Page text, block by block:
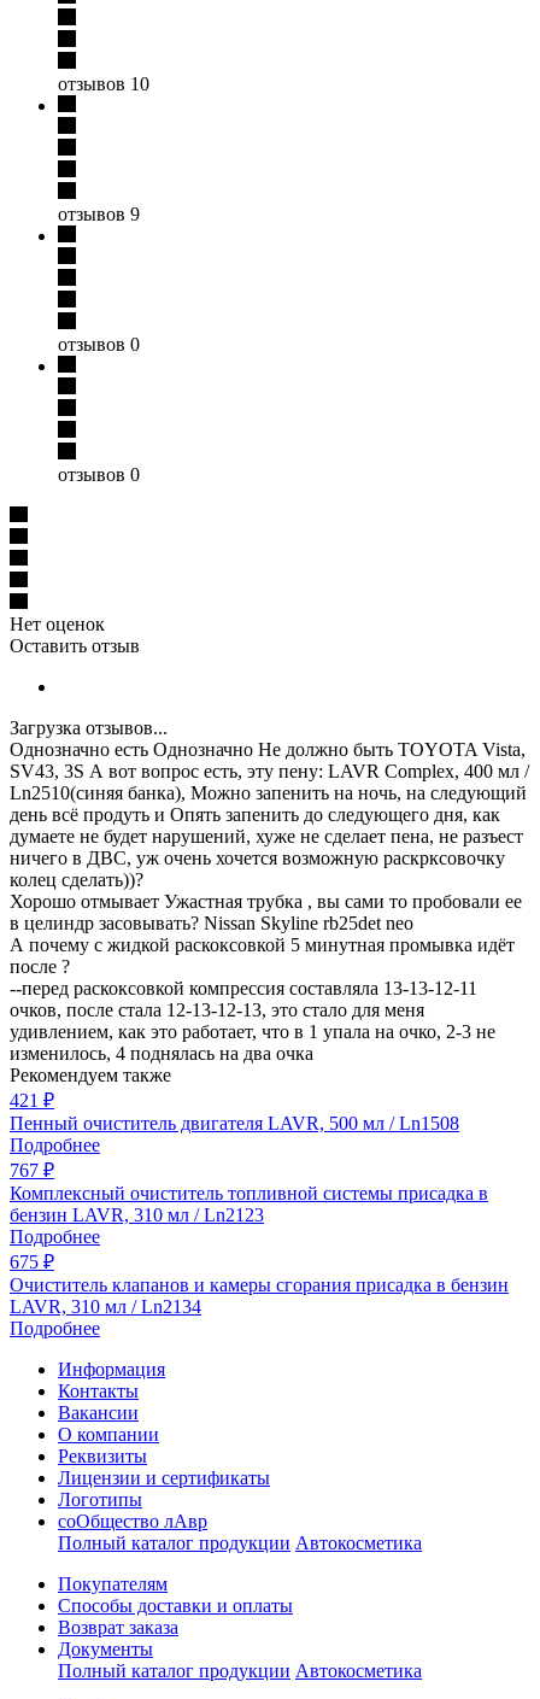
отзывов 10
отзывов 9
отзывов 0
отзывов 0
Нет оценок
Оставить отзыв
Загрузка отзывов...
Однозначно есть Однозначно Не должно быть TOYOTA Vista,
SV43, 3S А вот вопрос есть, эту пену: LAVR Complex, 400 мл /
Ln2510(синяя банка), Можно запенить на ночь, на следующий
день всё продуть и Опять запенить до следующего дня, как
думаете не будет нарушений, хуже не сделает пена, не разъест
ничего в ДВС, уж очень хочется возможную раскрксовочку
колец сделать))?
Хорошо отмывает Ужастная трубка , вы сами то пробовали ее
в целиндр засовывать? Nissan Skyline rb25det neo
А почему с жидкой раскоксовкой 5 минутная промывка идёт
после ?
--перед раскоксовкой компрессия составляла 13-13-12-11
очков, после стала 12-13-12-13, это стало для меня
удивлением, как это работает, что в 1 упала на очко, 2-3 не
изменилось, 4 поднялась на два очка
Рекомендуем также
421 ₽
Пенный очиститель двигателя LAVR, 500 мл / Ln1508
Подробнее
767 ₽
Комплексный очиститель топливной системы присадка в
бензин LAVR, 310 мл / Ln2123
Подробнее
675 ₽
Очиститель клапанов и камеры сгорания присадка в бензин
LAVR, 310 мл / Ln2134
Подробнее
Информация
Контакты
Вакансии
О компании
Реквизиты
Лицензии и сертификаты
Логотипы
соОбщество лАвр
Полный каталог продукции Автокосметика
Покупателям
Способы доставки и оплаты
Возврат заказа
Документы
Полный каталог продукции Автокосметика